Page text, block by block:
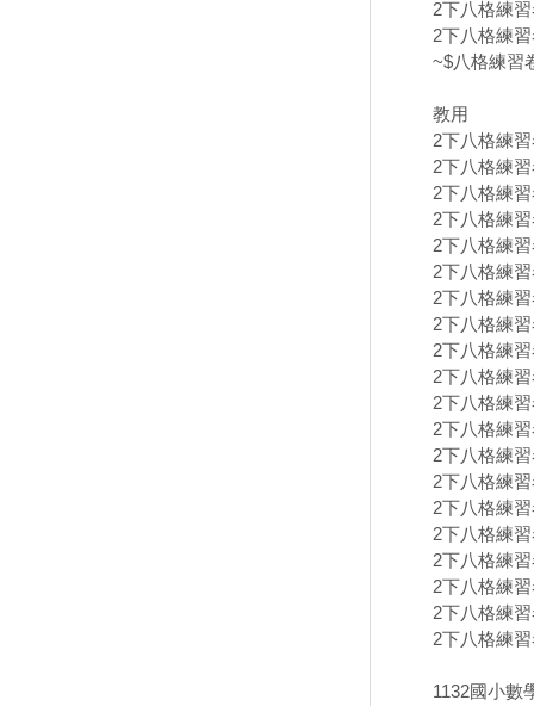
2下八格練
2下八格練
~$八格練習
教用
2下八格練
2下八格練
2下八格練
2下八格練
2下八格練
2下八格練
2下八格練
2下八格練
2下八格練
2下八格練
2下八格練
2下八格練
2下八格練
2下八格練
2下八格練
2下八格練
2下八格練
2下八格練
2下八格練
2下八格練
1132國小數